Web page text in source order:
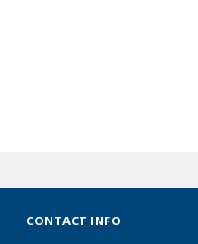
CONTACT INFO